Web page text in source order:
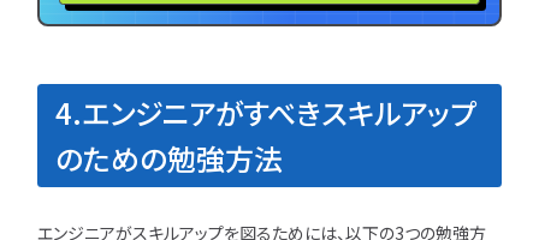
4.エンジニアがすべきスキルアップ
のための勉強方法
エンジニアがスキルアップを図るためには、以下の3つの勉強方